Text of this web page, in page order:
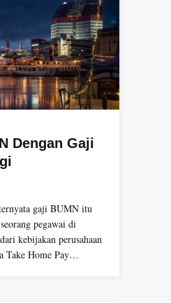
Dengan Gaji
gaji BUMN itu
pegawai di
kebijakan perusahaan
Take Home Pay…